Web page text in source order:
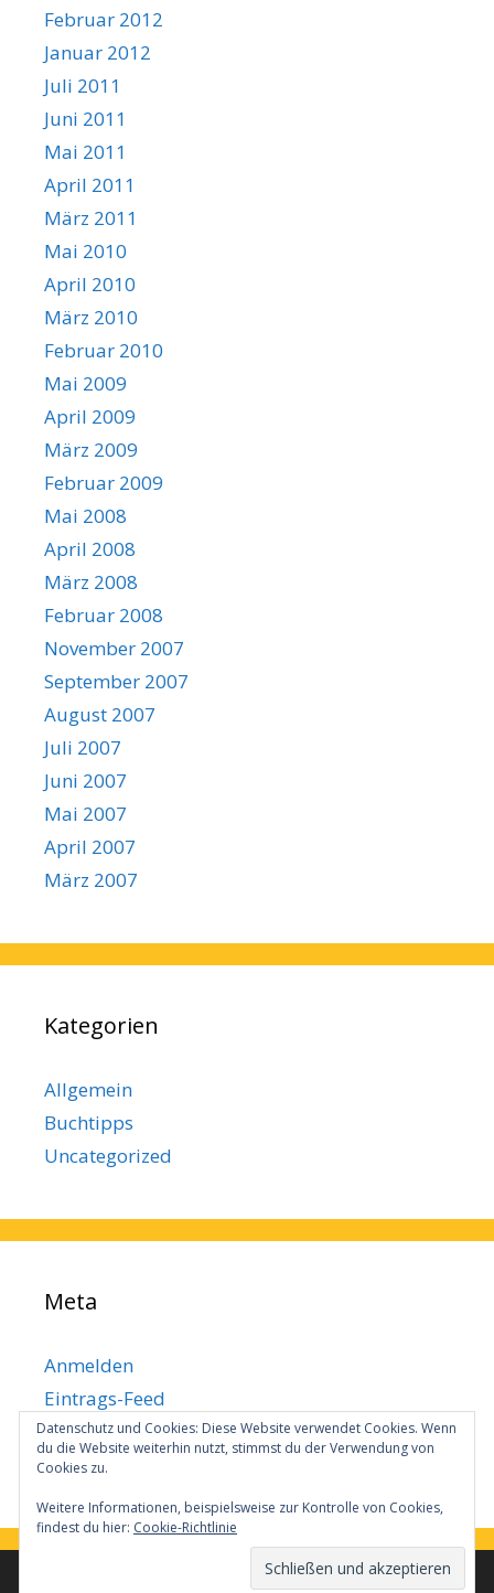
Februar 2012
Januar 2012
Juli 2011
Juni 2011
Mai 2011
April 2011
März 2011
Mai 2010
April 2010
März 2010
Februar 2010
Mai 2009
April 2009
März 2009
Februar 2009
Mai 2008
April 2008
März 2008
Februar 2008
November 2007
September 2007
August 2007
Juli 2007
Juni 2007
Mai 2007
April 2007
März 2007
Kategorien
Allgemein
Buchtipps
Uncategorized
Meta
Anmelden
Eintrags-Feed
Kommentar-Feed
WordPress.org
Datenschutz und Cookies: Diese Website verwendet Cookies. Wenn
du die Website weiterhin nutzt, stimmst du der Verwendung von
Cookies zu.
Weitere Informationen, beispielsweise zur Kontrolle von Cookies,
findest du hier: Cookie-Richtlinie